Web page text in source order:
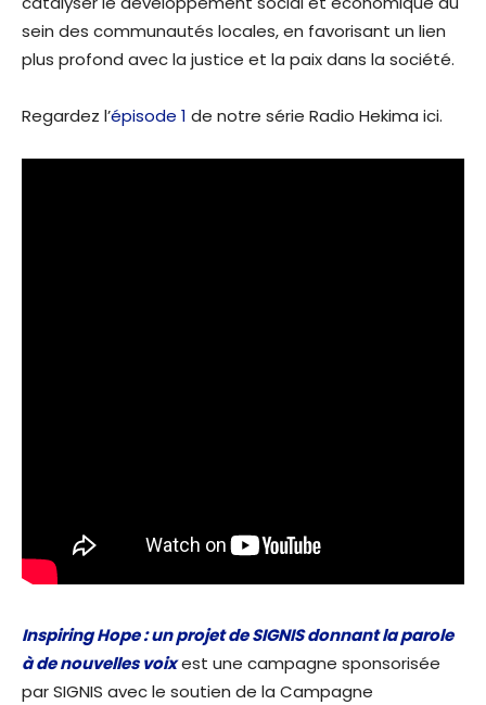
sein des communautés locales, en favorisant un lien
plus profond avec la justice et la paix dans la société.
Regardez l’épisode 1 de notre série Radio Hekima ici.
Inspiring Hope : un projet de SIGNIS donnant la parole
à de nouvelles voixest une campagne sponsorisée
par SIGNIS avec le soutien de la Campagne